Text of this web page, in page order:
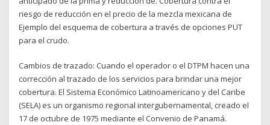
riesgo de reducción en el precio de la mezcla mexicana de
Ejemplo del esquema de cobertura a través de opciones PUT
para el crudo.
Cambios de trazado: Cuando el operador o el DTPM hacen una
corrección al trazado de los servicios para brindar una mejor
cobertura. El Sistema Económico Latinoamericano y del Caribe
(SELA) es un organismo regional intergubernamental, creado el
17 de octubre de 1975 mediante el Convenio de Panamá.